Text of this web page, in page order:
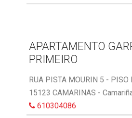
APARTAMENTO
PRIMEIRO
RUA PISTA MOURIN 5 - PISO
15123 CAMARINAS -
610304086